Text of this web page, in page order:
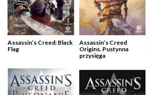
Assassin’s Creed: Black
Flag
Assassin’s Creed
Origins. Pustynna
przysięga